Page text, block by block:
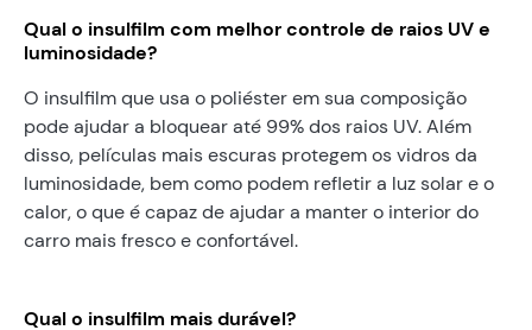
Qual o insulfilm com melhor controle de raios UV e
luminosidade?
O insulfilm que usa o poliéster em sua composição
pode ajudar a bloquear até 99% dos raios UV. Além
disso, películas mais escuras protegem os vidros da
luminosidade, bem como podem refletir a luz solar e o
calor, o que é capaz de ajudar a manter o interior do
carro mais fresco e confortável.
Qual o insulfilm mais durável?